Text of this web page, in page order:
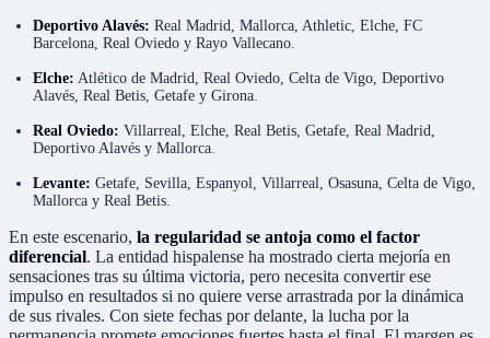
Deportivo Alavés: Real Madrid, Mallorca, Athletic, Elche, FC
Barcelona, Real Oviedo y Rayo Vallecano.
Elche: Atlético de Madrid, Real Oviedo, Celta de Vigo, Deportivo
Alavés, Real Betis, Getafe y Girona.
Real Oviedo: Villarreal, Elche, Real Betis, Getafe, Real Madrid,
Deportivo Alavés y Mallorca.
Levante: Getafe, Sevilla, Espanyol, Villarreal, Osasuna, Celta de Vigo,
Mallorca y Real Betis.
En este escenario, la regularidad se antoja como el factor
diferencial. La entidad hispalense ha mostrado cierta mejoría en
sensaciones tras su última victoria, pero necesita convertir ese
impulso en resultados si no quiere verse arrastrada por la dinámica
de sus rivales. Con siete fechas por delante, la lucha por la